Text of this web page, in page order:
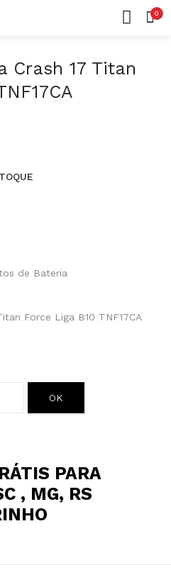
0
CONTA
Crash 17 Titan
de Bateria
Force Liga B10 TNF17CA
OK
PARA
, MG, RS